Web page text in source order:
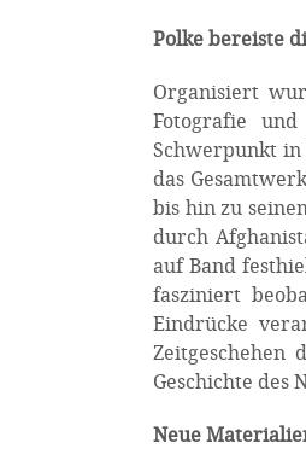
Polke bereiste
Organisiert
Fotografie
Schwerpunkt in
das
bis hin zu
durch
auf Band
fasziniert
Eindrücke
Geschichte des
Neue